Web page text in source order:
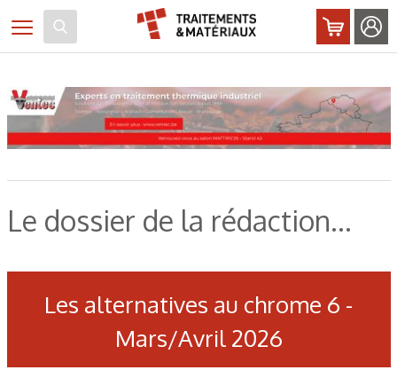
Toggle navigation
Le dossier de la rédaction...
Les alternatives au chrome 6 -
Mars/Avril 2026
Panneau de gestion des cookies